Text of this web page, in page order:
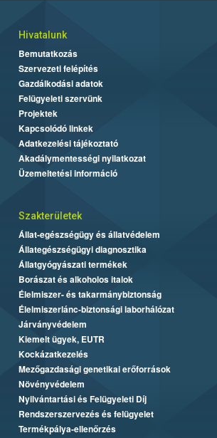
Hivatalunk
Bemutatkozás
Szervezeti felépítés
Gazdálkodási adatok
Felügyeleti szervünk
Projektek
Kapcsolódó linkek
Adatkezelési tájékoztató
Akadálymentességi nyilatkozat
Üzemeltetési információ
Szakterületek
Állat-egészségügy és állatvédelem
Állategészségügyi diagnosztika
Állatgyógyászati termékek
Borászat és alkoholos italok
Élelmiszer- és takarmánybiztonság
Élelmiszerlánc-biztonsági laborhálózat
Járványvédelem
Kiemelt ügyek, EUTR
Kockázatkezelés
Mezőgazdasági genetikai erőforrások
Növényvédelem
Nyilvántartási és Felügyeleti Díj
Rendszerszervezés és felügyelet
Termékpálya-ellenőrzés